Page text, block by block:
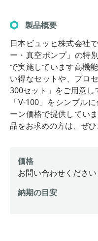
製品概要
日本ビュッヒ株式会社
ー・真空ポンプ」の特
で実施しています高機
い得なセットや、プロ
300セット」をご用意し
「V-100」をシンプル
ーン価格で提供してい
品をお求めの方は、ぜひ
価格
お問い合わせください
納期の目安